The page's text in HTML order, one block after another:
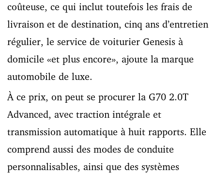
coûteuse, ce qui inclut toutefois les frais de
livraison et de destination, cinq ans d’entretien
régulier, le service de voiturier Genesis à
domicile «et plus encore», ajoute la marque
automobile de luxe.
À ce prix, on peut se procurer la G70 2.0T
Advanced, avec traction intégrale et
transmission automatique à huit rapports. Elle
comprend aussi des modes de conduite
personnalisables, ainsi que des systèmes